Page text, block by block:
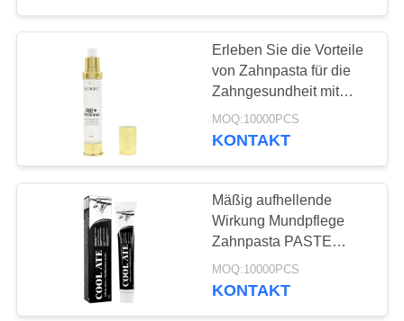
UNS
FABRIK-
AUSFLUG
QUALITÄTSKONTROLLE
TRETEN
Zahnweißungs-
Zahnpasten
58
Frucht-Aroma-
Zahnpasta
Erleben Sie die Vorteile
von Zahnpasta für die
Zahngesundheit mit
Inhaltsstoffen
MOQ:10000PCS
KONTAKT
Mäßig aufhellende
Wirkung Mundpflege
Zahnpasta PASTE
Offizieller autorisierter
Verkauf
MOQ:10000PCS
KONTAKT